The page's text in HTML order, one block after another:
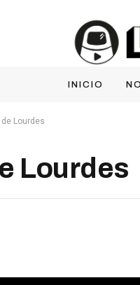
INICIO
de Lourdes
Lourdes